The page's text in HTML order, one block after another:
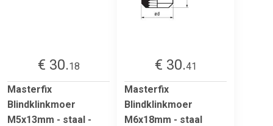
€ 30.18
Masterfix
Blindklinkmoer
M5x13mm - staal -
€ 30.41
Masterfix
Blindklinkmoer
M6x18mm - staal